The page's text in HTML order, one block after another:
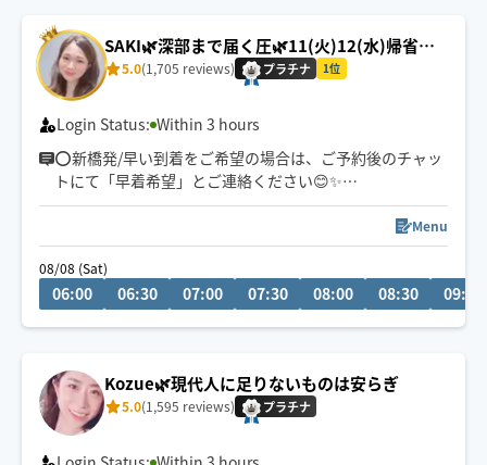
SAKI🌿深部まで届く圧🌿11(火)12(水)帰省の
ため休🙆‍♀️
5.0(1,705 reviews) プラチナ 1位
Login Status: Within 3 hours
⭕️新橋発/早い到着をご希望の場合は、ご予約後のチャッ
トにて「早着希望」とご連絡ください😊✨
肩・首・腰のお疲れや全身の疲労感、デスクワークによ
る眼精疲労、運動前後のコンディショニングなど、お身
Menu
08/08 (Sat)
06:00 06:30 07:00 07:30 08:00 08:30 09:00
Kozue🌿現代人に足りないものは安らぎ
5.0(1,595 reviews) プラチナ